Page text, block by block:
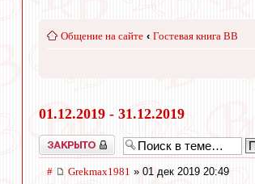
Общение на сайте ‹ Гостевая книга ВВ
01.12.2019 - 31.12.2019
Закрыто
# Grekmax1981 » 01 дек 2019 20:49